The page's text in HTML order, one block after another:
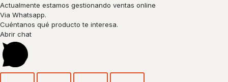
Actualmente estamos gestionando ventas online
Via Whatsapp.
Cuéntanos qué producto te interesa.
Abrir chat